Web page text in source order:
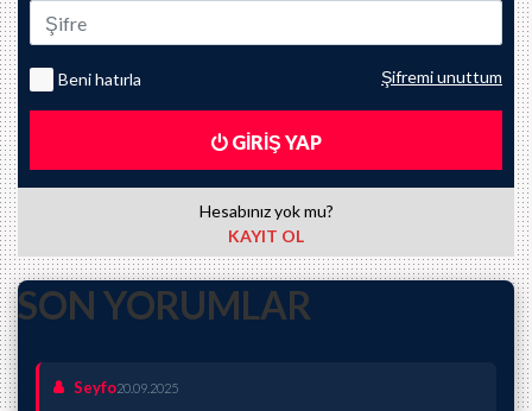
Beni hatırla Şifremi unuttum
GİRİŞ YAP
Hesabınız yok mu?
KAYIT OL
SON YORUMLAR
Seyfo20.09.2025